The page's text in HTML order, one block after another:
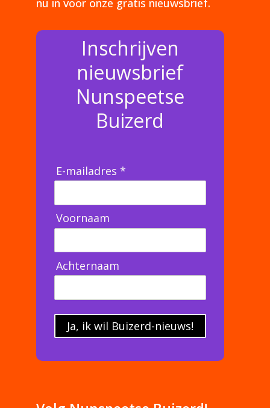
nu in voor onze gratis nieuwsbrief.
Inschrijven
nieuwsbrief
Nunspeetse
Buizerd
E-mailadres *
Voornaam
Achternaam
Ja, ik wil Buizerd-nieuws!